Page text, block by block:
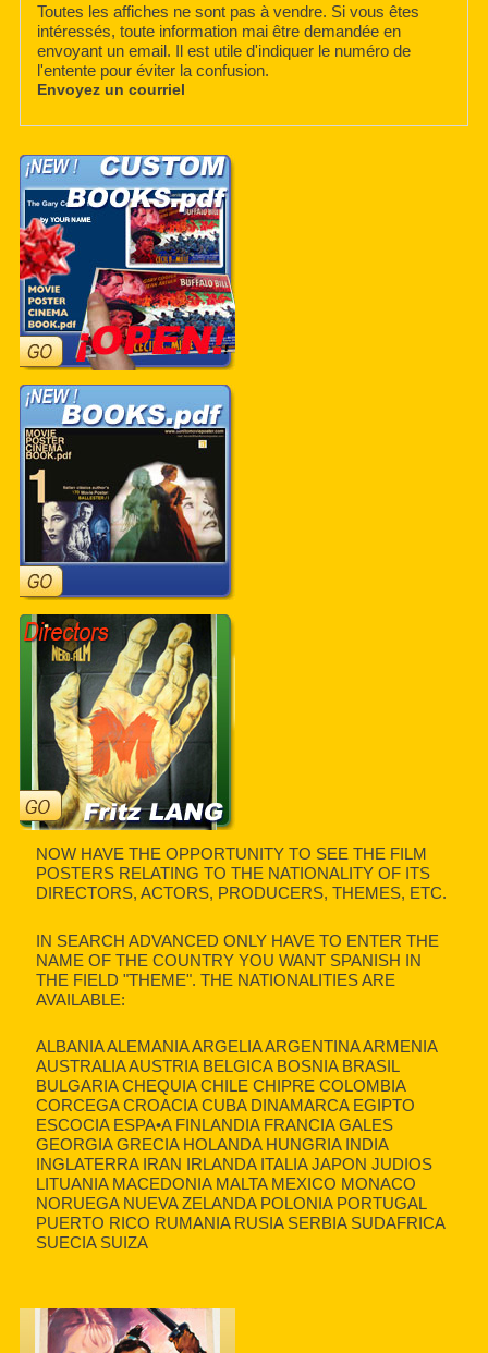
Toutes les affiches ne sont pas à vendre. Si vous êtes
intéressés, toute information mai être demandée en
envoyant un email. Il est utile d'indiquer le numéro de
l'entente pour éviter la confusion.
Envoyez un courriel
NOW HAVE THE OPPORTUNITY TO SEE THE FILM
POSTERS RELATING TO THE NATIONALITY OF ITS
DIRECTORS, ACTORS, PRODUCERS, THEMES, ETC.
IN SEARCH ADVANCED ONLY HAVE TO ENTER THE
NAME OF THE COUNTRY YOU WANT SPANISH IN
THE FIELD "THEME". THE NATIONALITIES ARE
AVAILABLE:
ALBANIA ALEMANIA ARGELIA ARGENTINA ARMENIA
AUSTRALIA AUSTRIA BELGICA BOSNIA BRASIL
BULGARIA CHEQUIA CHILE CHIPRE COLOMBIA
CORCEGA CROACIA CUBA DINAMARCA EGIPTO
ESCOCIA ESPA•A FINLANDIA FRANCIA GALES
GEORGIA GRECIA HOLANDA HUNGRIA INDIA
INGLATERRA IRAN IRLANDA ITALIA JAPON JUDIOS
LITUANIA MACEDONIA MALTA MEXICO MONACO
NORUEGA NUEVA ZELANDA POLONIA PORTUGAL
PUERTO RICO RUMANIA RUSIA SERBIA SUDAFRICA
SUECIA SUIZA